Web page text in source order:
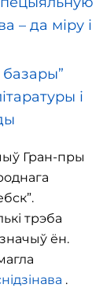
– да міру і
і
Гран-пры
трэба
ён.
.